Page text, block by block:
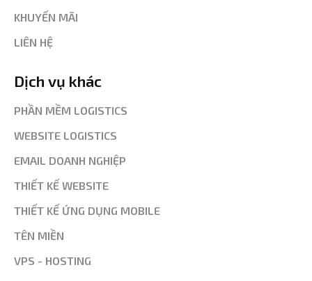
KHUYẾN MÃI
LIÊN HỆ
Dịch vụ khác
PHẦN MỀM LOGISTICS
WEBSITE LOGISTICS
EMAIL DOANH NGHIỆP
THIẾT KẾ WEBSITE
THIẾT KẾ ỨNG DỤNG MOBILE
TÊN MIỀN
VPS - HOSTING